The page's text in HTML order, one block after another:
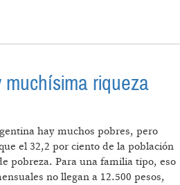
riqueza
hay muchos pobres, pero
el 32,2 por ciento de la población
pobreza. Para una familia tipo, eso
no llegan a 12.500 pesos,